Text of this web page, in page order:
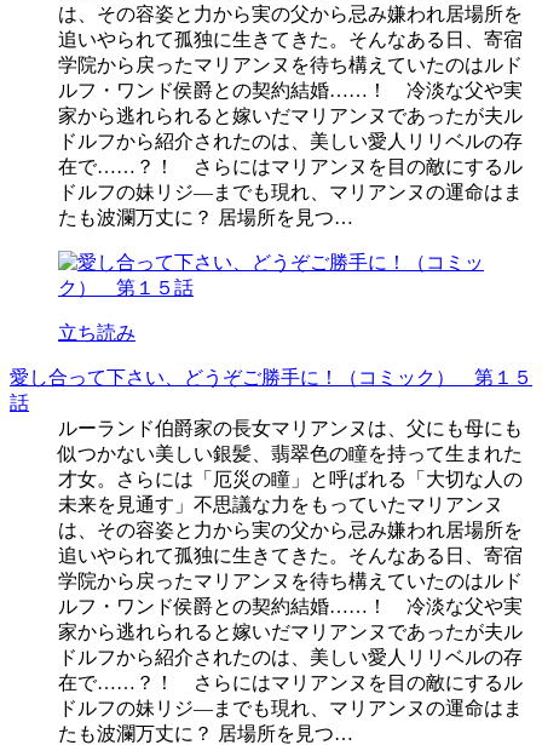
は、その容姿と力から実の父から忌み嫌われ居場所を
追いやられて孤独に生きてきた。そんなある日、寄宿
学院から戻ったマリアンヌを待ち構えていたのはルド
ルフ・ワンド侯爵との契約結婚……！ 冷淡な父や実
家から逃れられると嫁いだマリアンヌであったが夫ル
ドルフから紹介されたのは、美しい愛人リリベルの存
在で……？！ さらにはマリアンヌを目の敵にするル
ドルフの妹リジ―までも現れ、マリアンヌの運命はま
たも波瀾万丈に？ 居場所を見つ…
立ち読み
愛し合って下さい、どうぞご勝手に！（コミック） 第１５
話
ルーランド伯爵家の長女マリアンヌは、父にも母にも
似つかない美しい銀髪、翡翠色の瞳を持って生まれた
才女。さらには「厄災の瞳」と呼ばれる「大切な人の
未来を見通す」不思議な力をもっていたマリアンヌ
は、その容姿と力から実の父から忌み嫌われ居場所を
追いやられて孤独に生きてきた。そんなある日、寄宿
学院から戻ったマリアンヌを待ち構えていたのはルド
ルフ・ワンド侯爵との契約結婚……！ 冷淡な父や実
家から逃れられると嫁いだマリアンヌであったが夫ル
ドルフから紹介されたのは、美しい愛人リリベルの存
在で……？！ さらにはマリアンヌを目の敵にするル
ドルフの妹リジ―までも現れ、マリアンヌの運命はま
たも波瀾万丈に？ 居場所を見つ…